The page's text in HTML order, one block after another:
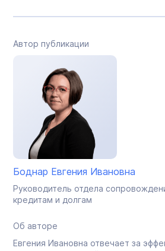
Автор публикации
Боднар Евгения Ивановна
Руководитель отдела
кредитам и долгам
Об авторе
Евгения Ивановна отвечает за